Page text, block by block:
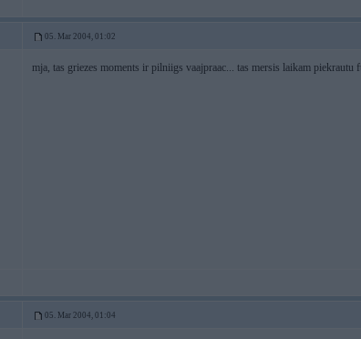
05. Mar 2004, 01:02
mja, tas griezes moments ir pilniigs vaajpraac... tas mersis laikam piekrautu
05. Mar 2004, 01:04